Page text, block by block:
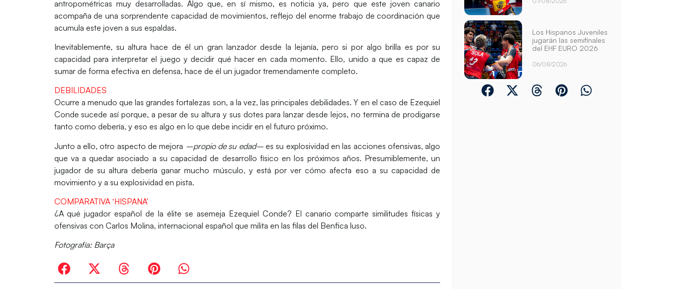
antropométricas muy desarrolladas. Algo que, en sí mismo, es noticia ya, pero que este joven canario
acompaña de una sorprendente capacidad de movimientos, reflejo del enorme trabajo de coordinación que
acumula este joven a sus espaldas.
Inevitablemente, su altura hace de él un gran lanzadordesde la lejanía, pero si por algo brilla es por su
capacidad para interpretar el juego y decidir qué hacer en cada momento. Ello, unido a que es capaz de
sumar de forma efectiva en defensa, hace de él un jugador tremendamente completo.
DEBILIDADES
Ocurre a menudo que las grandes fortalezas son, a la vez, las principales debilidades. Y en el caso de Ezequiel
Conde sucede así porque, a pesar de su altura y sus dotes para lanzar desde lejos, no termina de prodigarse
tanto como debería, y eso es algo en lo que debe incidir en el futuro próximo.
Junto a ello, otro aspecto de mejora –propio de su edad–es su explosividad en las acciones ofensivas, algo
que va a quedar asociado a sucapacidad de desarrollo físico en los próximos años. Presumiblemente, un
jugador de su altura debería ganar mucho músculo, y está por ver cómo afecta eso a su capacidad de
movimiento y a su explosividad en pista.
COMPARATIVA ‘HISPANA’
¿A qué jugador español de la élite se asemeja Ezequiel Conde? El canario comparte similitudes físicas y
ofensivas con Carlos Molina, internacional español que milita en las filas del Benfica luso.
Fotografía: Barça
Los Hispanos Juveniles
jugarán las semifinales
del EHF EURO 2026
06/08/2026